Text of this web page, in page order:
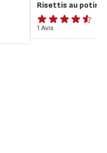
Risettis au potiron
ratings.4.5
1 Avis